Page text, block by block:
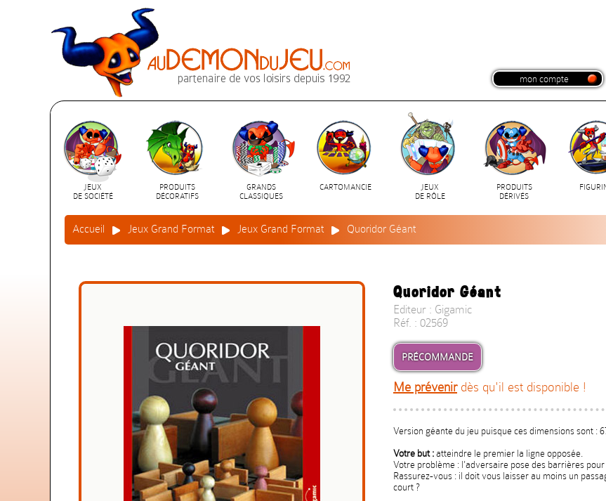
mon compte
JEUX
DE SOCIÉTÉ
PRODUITS
DÉCORATIFS
GRANDS
CLASSIQUES
CARTOMANCIE
JEUX
DE RÔLE
PRODUITS
DÉRIVÉS
Accueil Jeux Grand Format Jeux Grand Format Quoridor Géant
Quoridor Géant
Editeur : Gigamic
Réf. : 02569
PRÉCOMMANDE
Me prévenirdès qu'il est disponible !
Version géante du jeu puisque ces dimensions sont :
Votre but :atteindre le premier la ligne opposée.
Votre problème : l'adversaire pose des barrières
Rassurez-vous : il doit vous laisser au moins un
court ?